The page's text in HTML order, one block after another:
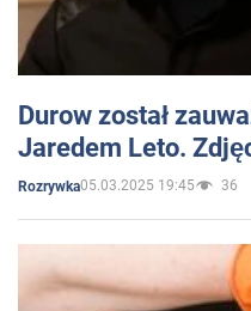
Durow został
Jaredem Leto.
Rozrywka05.03.2025 19:45 36